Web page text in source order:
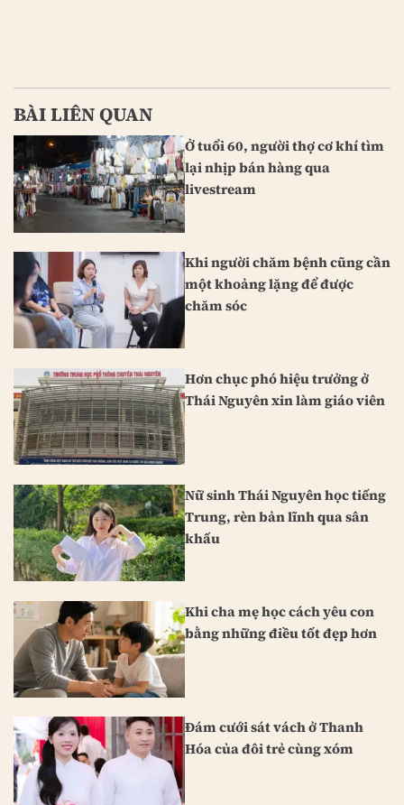
BÀI LIÊN QUAN
Ở tuổi 60, người thợ cơ khí tìm
lại nhịp bán hàng qua
livestream
Khi người chăm bệnh cũng cần
một khoảng lặng để được
chăm sóc
Hơn chục phó hiệu trưởng ở
Thái Nguyên xin làm giáo viên
Nữ sinh Thái Nguyên học tiếng
Trung, rèn bản lĩnh qua sân
khấu
Khi cha mẹ học cách yêu con
bằng những điều tốt đẹp hơn
Đám cưới sát vách ở Thanh
Hóa của đôi trẻ cùng xóm